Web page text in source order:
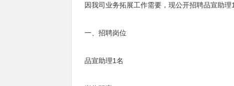
因我司业务拓展工作需要，现公开招聘品宣助理1
一、招聘岗位
品宣助理1名